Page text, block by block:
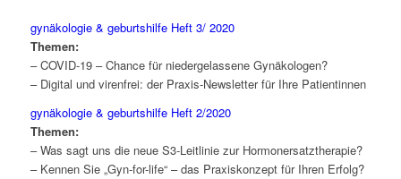
gynäkologie & geburtshilfe Heft 3/ 2020
Themen:
– COVID-19 – Chance für niedergelassene Gynäkologen?
– Digital und virenfrei: der Praxis-Newsletter für Ihre Patientinnen
gynäkologie & geburtshilfe Heft 2/2020
Themen:
– Was sagt uns die neue S3-Leitlinie zur Hormonersatztherapie?
– Kennen Sie „Gyn-for-life“ – das Praxiskonzept für Ihren Erfolg?